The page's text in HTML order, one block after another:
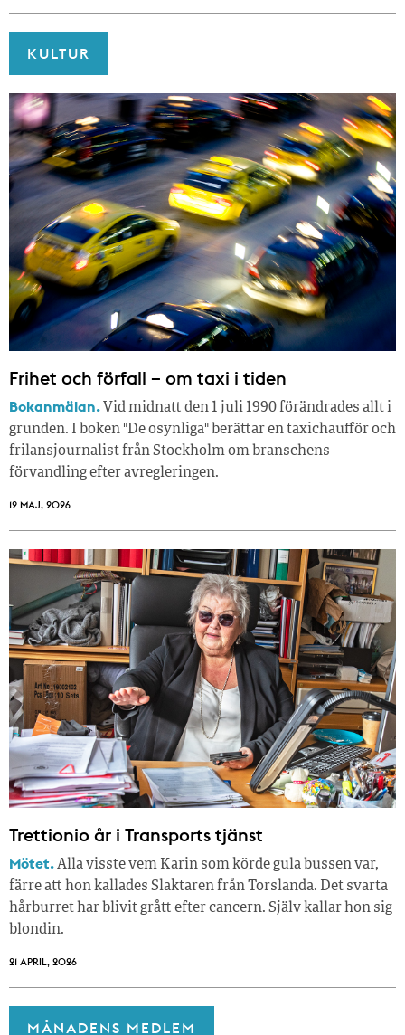
KULTUR
Frihet och förfall – om taxi i tiden
Bokanmälan. Vid midnatt den 1 juli 1990 förändrades allt i
grunden. I boken "De osynliga" berättar en taxichaufför och
frilansjournalist från Stockholm om branschens
förvandling efter avregleringen.
12 MAJ, 2026
Trettionio år i Transports tjänst
Mötet.Alla visste vem Karin som körde gula bussen var,
färre att hon kallades Slaktaren från Torslanda. Det svarta
hårburret har blivit grått efter cancern. Själv kallar hon sig
blondin.
21 APRIL, 2026
MÅNADENS MEDLEM